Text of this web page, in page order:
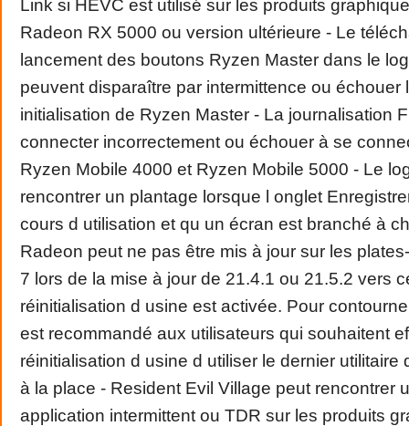
Link si HEVC est utilisé sur les produits
Radeon RX 5000 ou version ultérieure - Le
lancement des boutons Ryzen Master dans le
peuvent disparaître par intermittence ou échouer
initialisation de Ryzen Master - La journalisation
connecter incorrectement ou échouer à se
Ryzen Mobile 4000 et Ryzen Mobile 5000 - Le
rencontrer un plantage lorsque l onglet
cours d utilisation et qu un écran est branché à
Radeon peut ne pas être mis à jour sur les
7 lors de la mise à jour de 21.4.1 ou 21.5.2 vers
réinitialisation d usine est activée. Pour
est recommandé aux utilisateurs qui souhaitent
réinitialisation d usine d utiliser le dernier utilitaire
à la place - Resident Evil Village peut rencontrer
application intermittent ou TDR sur les produits